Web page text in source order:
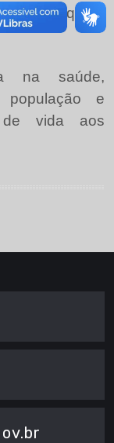
para quem
na saúde,
e
de vida aos